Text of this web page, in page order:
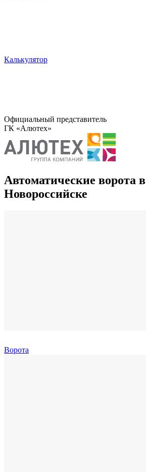
Калькулятор
Официальный представитель
ГК «Алютех»
Автоматические ворота в
Новороссийске
Ворота